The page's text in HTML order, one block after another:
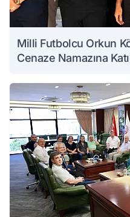
Milli Futbolcu Orkun
Cenaze Namazına